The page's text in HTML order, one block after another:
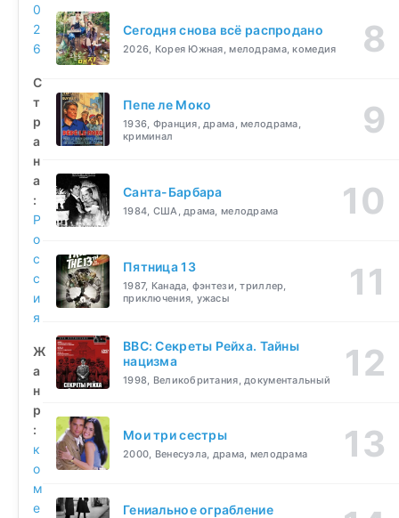
0
2
6
С
т
р
а
н
а
:
Р
о
с
с
и
я
Ж
а
н
р
:
к
о
м
е
Сегодня снова всё распродано
2026, Корея Южная, мелодрама, комедия
Пепе ле Моко
1936, Франция, драма, мелодрама,
криминал
Санта-Барбара
1984, США, драма, мелодрама
Пятница 13
1987, Канада, фэнтези, триллер,
приключения, ужасы
BBC: Секреты Рейха. Тайны
нацизма
1998, Великобритания, документальный
Мои три сестры
2000, Венесуэла, драма, мелодрама
Гениальное ограбление